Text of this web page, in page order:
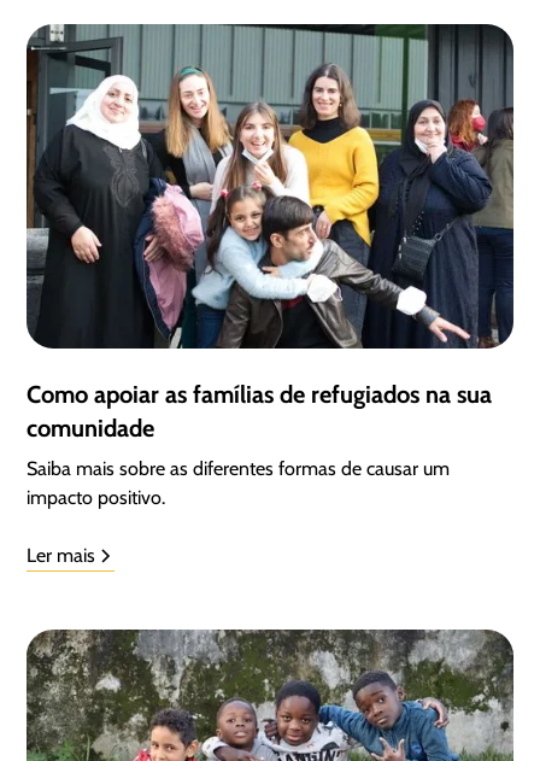
Como apoiar as famílias de refugiados na sua
comunidade
Saiba mais sobre as diferentes formas de causar um
impacto positivo.
Ler mais